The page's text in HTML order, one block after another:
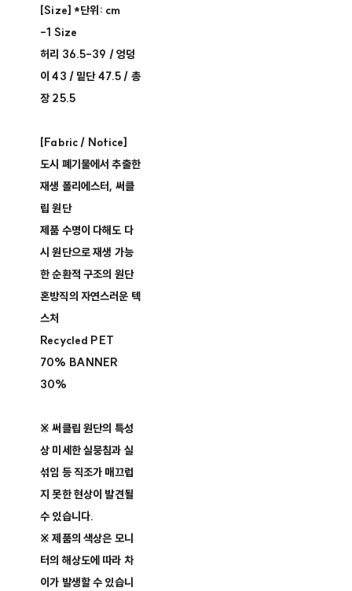
[Size] *단위: cm
-1 Size
허리 36.5-39 / 엉덩
이 43 / 밑단 47.5 / 총
장 25.5
[Fabric / Notice]
도시 폐기물에서 추출한
재생 폴리에스터, 써클
립 원단
제품 수명이 다해도 다
시 원단으로 재생 가능
한 순환적 구조의 원단
혼방직의 자연스러운 텍
스처
Recycled PET
70% BANNER
30%
※ 써클립 원단의 특성
상 미세한 실뭉침과 실
섞임 등 직조가 매끄럽
지 못한 현상이 발견될
수 있습니다.
※ 제품의 색상은 모니
터의 해상도에 따라 차
이가 발생할 수 있습니